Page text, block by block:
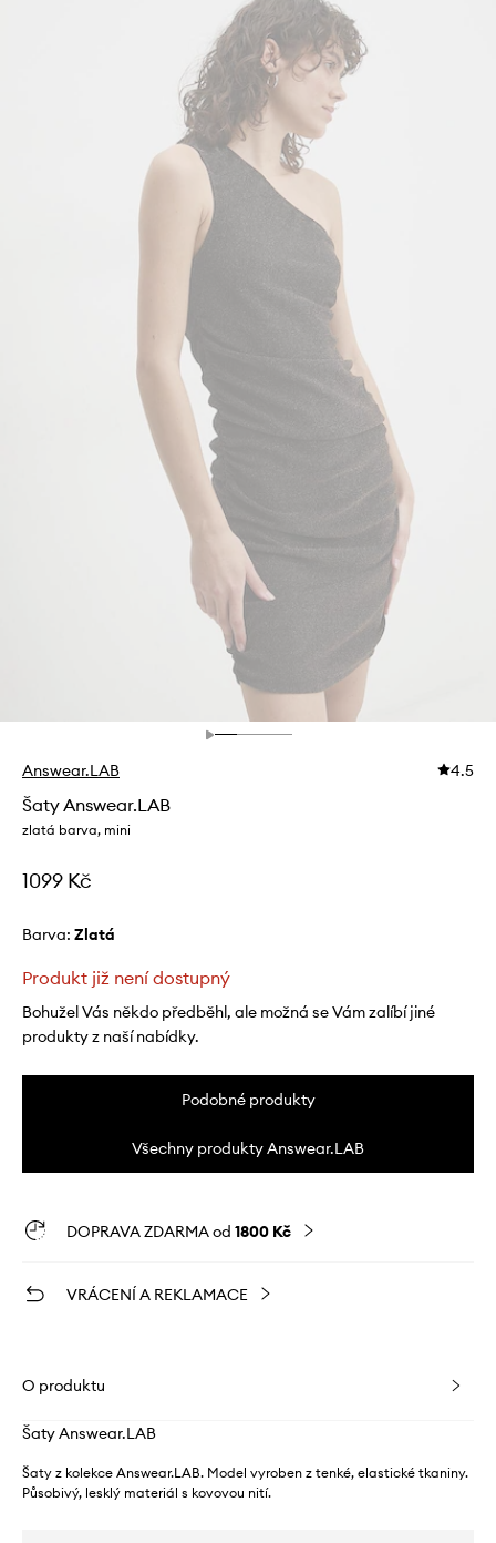
Answear.LAB 4.5
Šaty Answear.LAB
zlatá barva, mini
1099 Kč
Barva: zlatá
Produkt již není dostupný
Bohužel Vás někdo předběhl, ale možná se Vám zalíbí jiné
produkty z naší nabídky.
Podobné produkty
Všechny produkty Answear.LAB
DOPRAVA ZDARMA od 1800 Kč
VRÁCENÍ A REKLAMACE
O produktu
Šaty Answear.LAB
Šaty z kolekce Answear.LAB. Model vyroben z tenké, elastické tkaniny.
Působivý, lesklý materiál s kovovou nití.